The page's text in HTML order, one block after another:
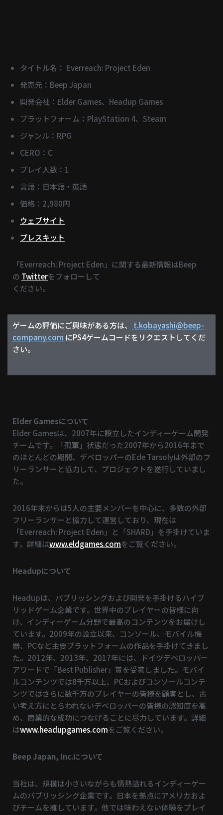
タイトル名： Everreach: Project Eden
発売元：Beep Japan
開発会社：Elder Games、Headup Games
プラットフォーム：PlayStation 4、Steam
ジャンル：RPG
CERO：C
プレイ人数：1
言語：日本語・英語
価格：2,980円
ウェブサイト
プレスキット
「Everreach: Project Eden」に関する最新情報はBeep
の Twitterをフォローして
ください。
ゲームの評価にご興味がある方は、
t.kobayashi@beep-
company.com にPS4ゲームコードをリクエストしてくだ
さい。
Elder Gamesについて
Elder Gamesは、2007年に設立したインディーゲーム開発
チームです。「孤軍」状態だった2007年から2016年まで
のほとんどの期間、デベロッパーのEde Tarsolyは外部のフ
リーランサーと協力して、プロジェクトを遂行していまし
た。
2016年末からは5人の主要メンバーを中心に、多数の外部
フリーランサーと協力して運営しており、現在は
「Everreach: Project Eden」と「SHARD」を手掛けていま
す。詳細はwww.eldgames.comをご覧ください。
Headupについて
Headupは、パブリッシングおよび開発を手掛けるハイブ
リッドゲーム企業です。世界中のプレイヤーの皆様に向
け、インディーゲーム分野で最高のコンテンツをお届けし
ています。2009年の設立以来、コンソール、モバイル機
器、PCなど主要プラットフォームの作品を手掛けてきまし
た。2012年、2013年、2017年には、ドイツデベロッパー
アワードで「Best Publisher」賞を受賞しました。モバイ
ルコンテンツでは8千万以上、PCおよびコンソールコンテ
ンツではさらに数千万のプレイヤーの皆様を顧客とし、古
い考え方にとらわれないデベロッパーの皆様の認知度を高
め、商業的な成功につなげることに尽力しています。詳細
はwww.headupgames.comをご覧ください。
Beep Japan, Inc.について
当社は、規模は小さいながらも情熱溢れるインディーゲー
ムのパブリッシング企業です。日本を拠点にアメリカおよ
びチームを擁しています。他では味わえない体験をプレイ